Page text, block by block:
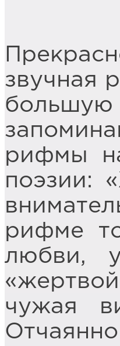
звучная
большую
рифмы
поэзии:
рифме
любви,
чужая